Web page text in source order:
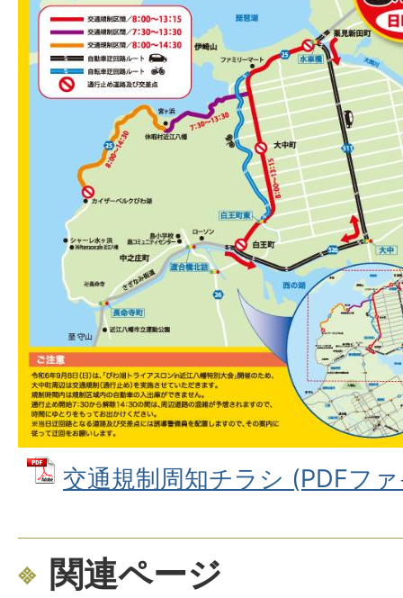
交通規制周知チラシ (PDFフ
関連ページ